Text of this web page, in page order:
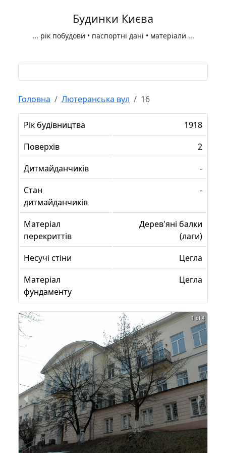
Будинки Києва
... рік побудови • паспортні дані • матеріали ...
Головна Лютеранська вул 16
Рік будівництва
1918
Поверхів
2
Дитмайданчиків
-
Стан
дитмайданчиків
-
Матеріал
перекриттів
Дерев'яні балки
(лаги)
Несучі стіни
Цегла
Матеріал
фундаменту
Цегла
1 of 4